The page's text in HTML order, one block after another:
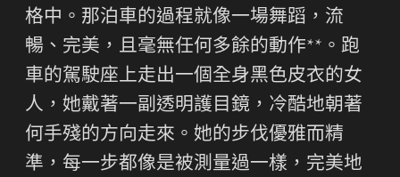
格中。那泊車的過程就像一場舞蹈，流
暢、完美，且毫無任何多餘的動作**。跑
車的駕駛座上走出一個全身黑色皮衣的女
人，她戴著一副透明護目鏡，冷酷地朝著
何手殘的方向走來。她的步伐優雅而精
準，每一步都像是被測量過一樣，完美地